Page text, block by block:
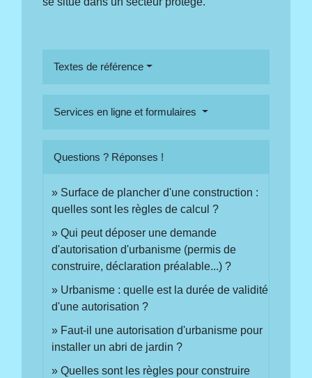
Textes de référence
Services en ligne et formulaires
Questions ? Réponses !
Surface de plancher d'une construction :
quelles sont les règles de calcul ?
Qui peut déposer une demande
d'autorisation d'urbanisme (permis de
construire, déclaration préalable...) ?
Urbanisme : quelle est la durée de validité
d'une autorisation ?
Faut-il une autorisation d'urbanisme pour
installer un abri de jardin ?
Quelles sont les règles pour construire